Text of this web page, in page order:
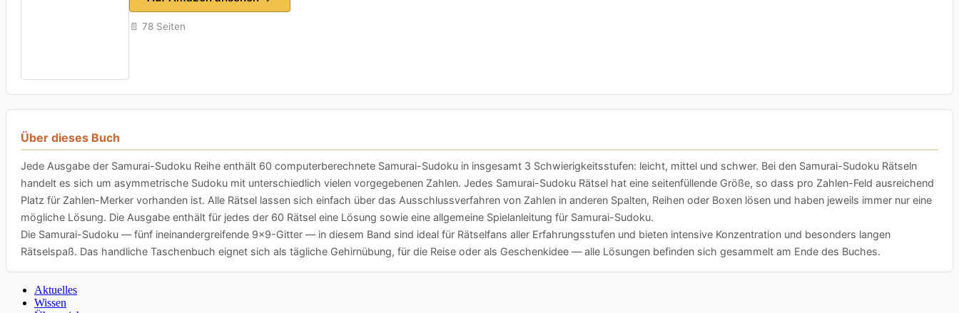
📄 78 Seiten
Über dieses Buch
Jede Ausgabe der Samurai-Sudoku Reihe enthält 60 computerberechnete Samurai-Sudoku in insgesamt 3 Schwierigkeitsstufen: leicht, mittel und schwer. Bei den Samurai-Sudoku Rätseln
handelt es sich um asymmetrische Sudoku mit unterschiedlich vielen vorgegebenen Zahlen. Jedes Samurai-Sudoku Rätsel hat eine seitenfüllende Größe, so dass pro Zahlen-Feld ausreichend
Platz für Zahlen-Merker vorhanden ist. Alle Rätsel lassen sich einfach über das Ausschlussverfahren von Zahlen in anderen Spalten, Reihen oder Boxen lösen und haben jeweils immer nur eine
mögliche Lösung. Die Ausgabe enthält für jedes der 60 Rätsel eine Lösung sowie eine allgemeine Spielanleitung für Samurai-Sudoku.
Die Samurai-Sudoku — fünf ineinandergreifende 9×9-Gitter — in diesem Band sind ideal für Rätselfans aller Erfahrungsstufen und bieten intensive Konzentration und besonders langen
Rätselspaß. Das handliche Taschenbuch eignet sich als tägliche Gehirnübung, für die Reise oder als Geschenkidee — alle Lösungen befinden sich gesammelt am Ende des Buches.
Aktuelles
Wissen